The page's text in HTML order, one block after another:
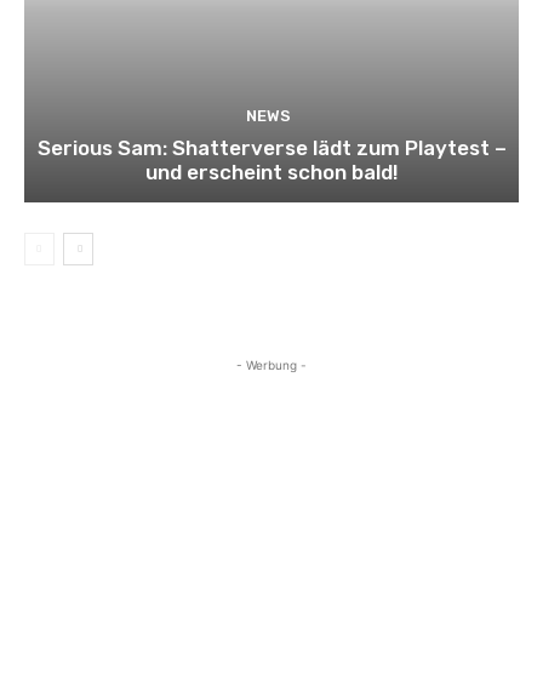
NEWS
Serious Sam: Shatterverse lädt zum Playtest –
und erscheint schon bald!
- Werbung -